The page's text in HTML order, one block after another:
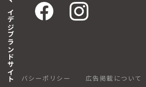
マイデジブランドサイト
プライバシーポリシー 広告掲載について